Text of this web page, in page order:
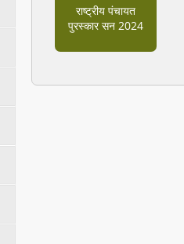
राष्ट्रीय पंचायत
पुरस्कार सन 2024